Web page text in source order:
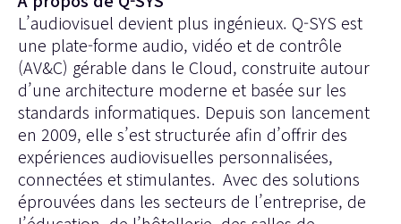
L’audiovisuel devient plus ingénieux. Q-SYS est
une plate-forme audio, vidéo et de contrôle
(AV&C) gérable dans le Cloud, construite autour
d’une architecture moderne et basée sur les
standards informatiques. Depuis son lancement
en 2009, elle s’est structurée afin d’offrir des
expériences audiovisuelles personnalisées,
connectées et stimulantes. Avec des solutions
éprouvées dans les secteurs de l’entreprise, de